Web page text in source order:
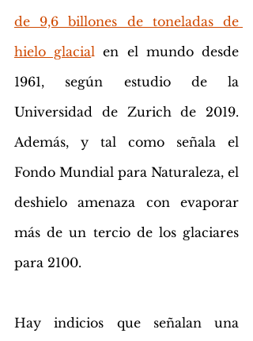
de 9,6 billones de toneladas de
hielo glacial en el mundo desde
1961, según estudio de la
Universidad de Zurich de 2019.
Además, y tal como señala el
Fondo Mundial para Naturaleza, el
deshielo amenaza con evaporar
más de un tercio de los glaciares
para 2100.
Hay indicios que señalan una